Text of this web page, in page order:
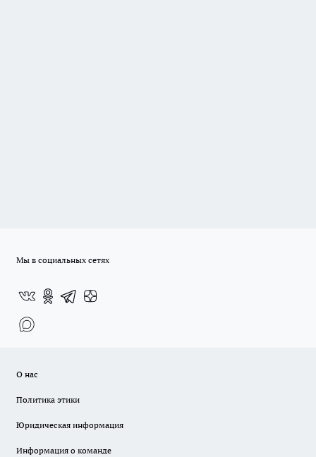
Мы в социальных сетях
О нас
Политика этики
Юридическая информация
Информация о команде